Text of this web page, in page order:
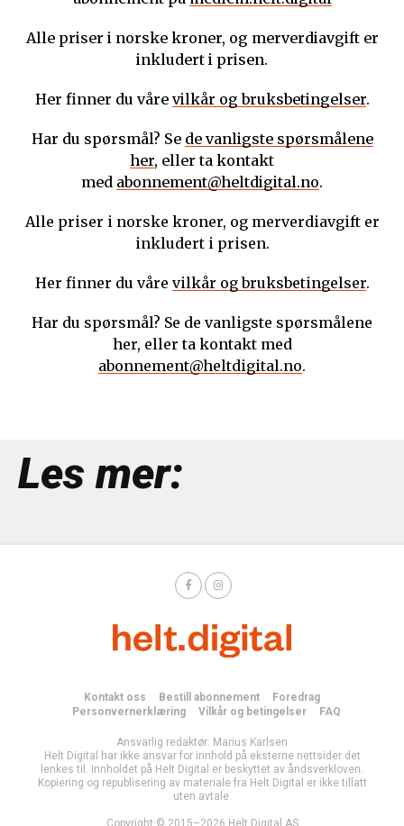
Alle priser i norske kroner, og merverdiavgift er
inkludert i prisen.
Her finner du våre vilkår og bruksbetingelser.
Har du spørsmål? Se de vanligste spørsmålene
her, eller ta kontakt
med abonnement@heltdigital.no.
Alle priser i norske kroner, og merverdiavgift er
inkludert i prisen.
Her finner du våre vilkår og bruksbetingelser.
Har du spørsmål? Se de vanligste spørsmålene
her, eller ta kontakt med
abonnement@heltdigital.no.
Les mer:
Kontakt oss Bestill abonnement
Foredrag
Personvernerklæring
Vilkår og betingelser FAQ
Ansvarlig redaktør: Marius Karlsen
Helt Digital har ikke ansvar for innhold på eksterne nettsider det
lenkes til. Innholdet på Helt Digital er beskyttet av åndsverkloven.
Kopiering og republisering av materiale fra Helt Digital er ikke tillatt
uten avtale.
Copyright © 2015–2026 Helt Digital AS